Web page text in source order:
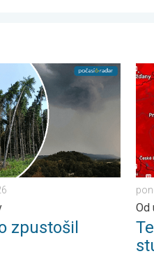
2026
downburst. Poničené
zpustošil
Od